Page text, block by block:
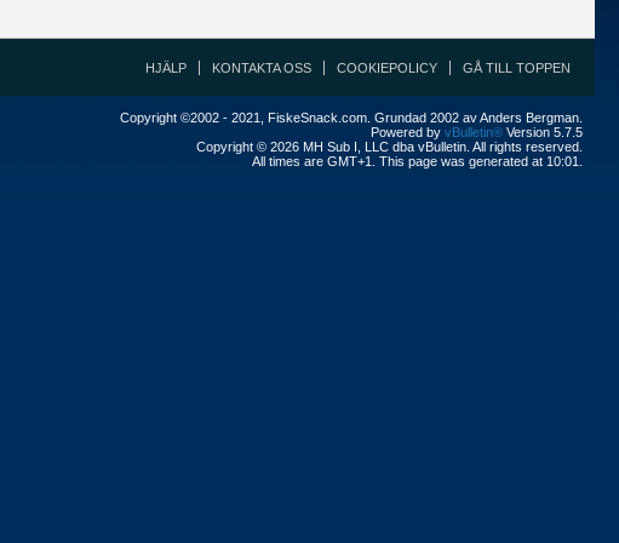
HJÄLP KONTAKTA OSS COOKIEPOLICY GÅ TILL TOPPEN
Copyright ©2002 - 2021, FiskeSnack.com. Grundad 2002 av Anders Bergman.
Powered by vBulletin® Version 5.7.5
Copyright © 2026 MH Sub I, LLC dba vBulletin. All rights reserved.
All times are GMT+1. This page was generated at 10:01.